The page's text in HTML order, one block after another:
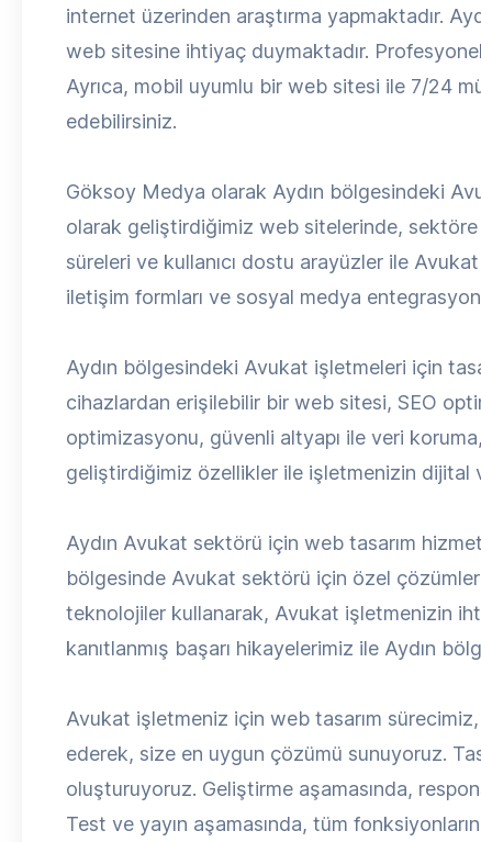
internet üzerinden araştırma yapmaktadır.
web sitesine ihtiyaç duymaktadır.
Ayrıca, mobil uyumlu bir web sitesi ile 7/24
edebilirsiniz.
Göksoy Medya olarak Aydın bölgesindeki
olarak geliştirdiğimiz web sitelerinde, sektöre
süreleri ve kullanıcı dostu arayüzler ile
iletişim formları ve sosyal medya
Aydın bölgesindeki Avukat işletmeleri için
cihazlardan erişilebilir bir web sitesi, SEO
optimizasyonu, güvenli altyapı ile veri
geliştirdiğimiz özellikler ile işletmenizin dijital
Aydın Avukat sektörü için web tasarım
bölgesinde Avukat sektörü için özel
teknolojiler kullanarak, Avukat işletmenizin
kanıtlanmış başarı hikayelerimiz ile Aydın
Avukat işletmeniz için web tasarım
ederek, size en uygun çözümü sunuyoruz.
oluşturuyoruz. Geliştirme aşamasında,
Test ve yayın aşamasında, tüm